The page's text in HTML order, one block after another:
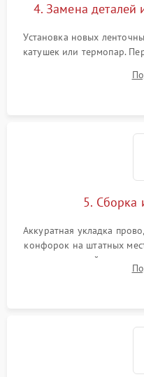
4. Замена
Установка новых
катушек или термопар.
дорожек. Очистка
5. Сборка
Аккуратная укладка
конфорок на штатных
проверкой
термостойкого